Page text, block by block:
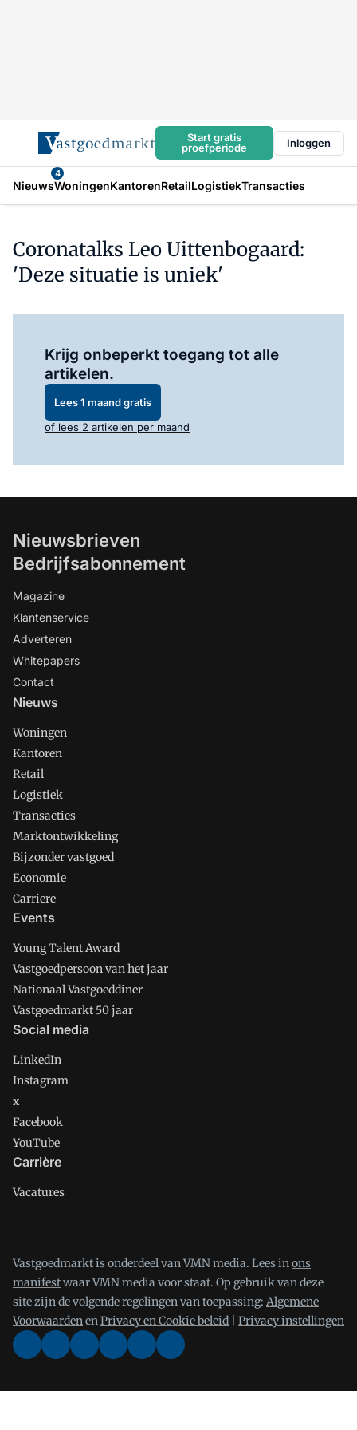
Start gratis
proefperiode
Inloggen
Nieuws
4
WoningenKantorenRetailLogistiekTransacties
Coronatalks Leo Uittenbogaard:
'Deze situatie is uniek'
Krijg onbeperkt toegang tot alle
artikelen.
Lees 1 maand gratis
of lees 2 artikelen per maand
Nieuwsbrieven
Bedrijfsabonnement
Magazine
Klantenservice
Adverteren
Whitepapers
Contact
Nieuws
Woningen
Kantoren
Retail
Logistiek
Transacties
Marktontwikkeling
Bijzonder vastgoed
Economie
Carriere
Events
Young Talent Award
Vastgoedpersoon van het jaar
Nationaal Vastgoeddiner
Vastgoedmarkt 50 jaar
Social media
LinkedIn
Instagram
x
Facebook
YouTube
Carrière
Vacatures
Vastgoedmarkt is onderdeel van VMN media. Lees inons
manifestwaar VMN media voor staat. Op gebruik van deze
site zijn de volgende regelingen van toepassing: Algemene
VoorwaardenenPrivacy en Cookie beleid Privacy instellingen